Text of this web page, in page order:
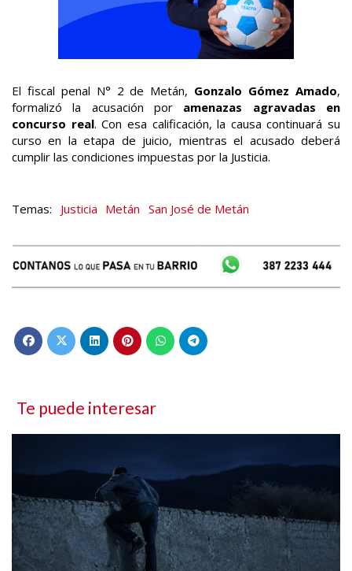
El fiscal penal N° 2 de Metán, Gonzalo Gómez Amado,
formalizó la acusación por amenazas agravadas en
concurso real. Con esa calificación, la causa continuará su
curso en la etapa de juicio, mientras el acusado deberá
cumplir las condiciones impuestas por la Justicia.
Justicia Metán San José de Metán
Te puede interesar